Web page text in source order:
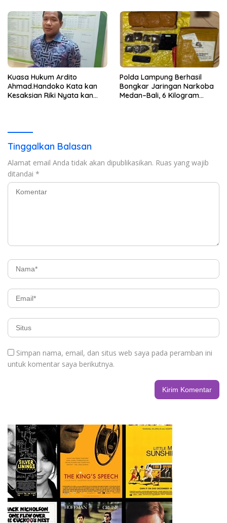
Kuasa Hukum Ardito
Ahmad.Handoko Kata kan
Kesaksian Riki Nyata kan
Polda Lampung Berhasil
Bongkar Jaringan Narkoba
Medan–Bali, 6 Kilogram
Tinggalkan Balasan
Alamat email Anda tidak akan dipublikasikan. Ruas yang wajib
ditandai *
Simpan nama, email, dan situs web saya pada peramban ini
untuk komentar saya berikutnya.